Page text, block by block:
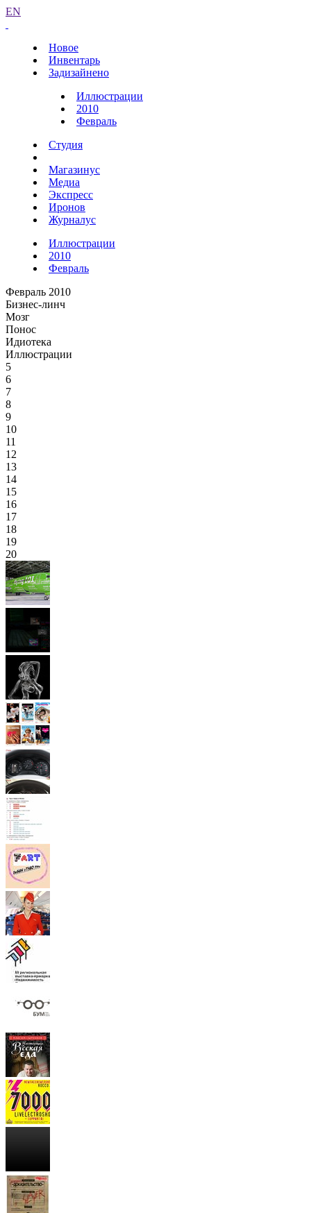
EN
Новое
Инвентарь
Задизайнено
Иллюстрации
2010
Февраль
Студия
Магазинус
Медиа
Экспресс
Иронов
Журналус
Иллюстрации
2010
Февраль
Февраль 2010
Бизнес-линч
Мозг
Понос
Идиотека
Иллюстрации
5
6
7
8
9
10
11
12
13
14
15
16
17
18
19
20